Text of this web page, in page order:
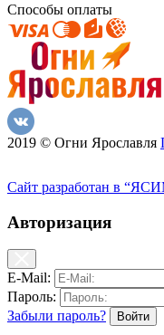
Способы оплаты
2019 © Огни Ярославля
Сайт разработан в
Авторизация
E-Mail:
Пароль:
Забыли пароль?